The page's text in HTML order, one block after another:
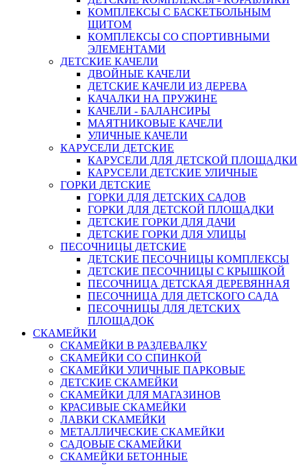
КОМПЛЕКСЫ С БАСКЕТБОЛЬНЫМ
ЩИТОМ
КОМПЛЕКСЫ СО СПОРТИВНЫМИ
ЭЛЕМЕНТАМИ
ДЕТСКИЕ КАЧЕЛИ
ДВОЙНЫЕ КАЧЕЛИ
ДЕТСКИЕ КАЧЕЛИ ИЗ ДЕРЕВА
КАЧАЛКИ НА ПРУЖИНЕ
КАЧЕЛИ - БАЛАНСИРЫ
МАЯТНИКОВЫЕ КАЧЕЛИ
УЛИЧНЫЕ КАЧЕЛИ
КАРУСЕЛИ ДЕТСКИЕ
КАРУСЕЛИ ДЛЯ ДЕТСКОЙ ПЛОЩАДКИ
КАРУСЕЛИ ДЕТСКИЕ УЛИЧНЫЕ
ГОРКИ ДЕТСКИЕ
ГОРКИ ДЛЯ ДЕТСКИХ САДОВ
ГОРКИ ДЛЯ ДЕТСКОЙ ПЛОЩАДКИ
ДЕТСКИЕ ГОРКИ ДЛЯ ДАЧИ
ДЕТСКИЕ ГОРКИ ДЛЯ УЛИЦЫ
ПЕСОЧНИЦЫ ДЕТСКИЕ
ДЕТСКИЕ ПЕСОЧНИЦЫ КОМПЛЕКСЫ
ДЕТСКИЕ ПЕСОЧНИЦЫ С КРЫШКОЙ
ПЕСОЧНИЦА ДЕТСКАЯ ДЕРЕВЯННАЯ
ПЕСОЧНИЦА ДЛЯ ДЕТСКОГО САДА
ПЕСОЧНИЦЫ ДЛЯ ДЕТСКИХ
ПЛОЩАДОК
СКАМЕЙКИ
СКАМЕЙКИ В РАЗДЕВАЛКУ
СКАМЕЙКИ СО СПИНКОЙ
СКАМЕЙКИ УЛИЧНЫЕ ПАРКОВЫЕ
ДЕТСКИЕ СКАМЕЙКИ
СКАМЕЙКИ ДЛЯ МАГАЗИНОВ
КРАСИВЫЕ СКАМЕЙКИ
ЛАВКИ СКАМЕЙКИ
МЕТАЛЛИЧЕСКИЕ СКАМЕЙКИ
САДОВЫЕ СКАМЕЙКИ
СКАМЕЙКИ БЕТОННЫЕ